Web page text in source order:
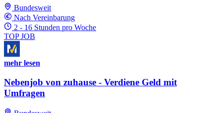
Bundesweit
Nach Vereinbarung
2 - 16 Stunden pro Woche
TOP JOB
mehr lesen
Nebenjob von zuhause - Verdiene Geld mit
Umfragen